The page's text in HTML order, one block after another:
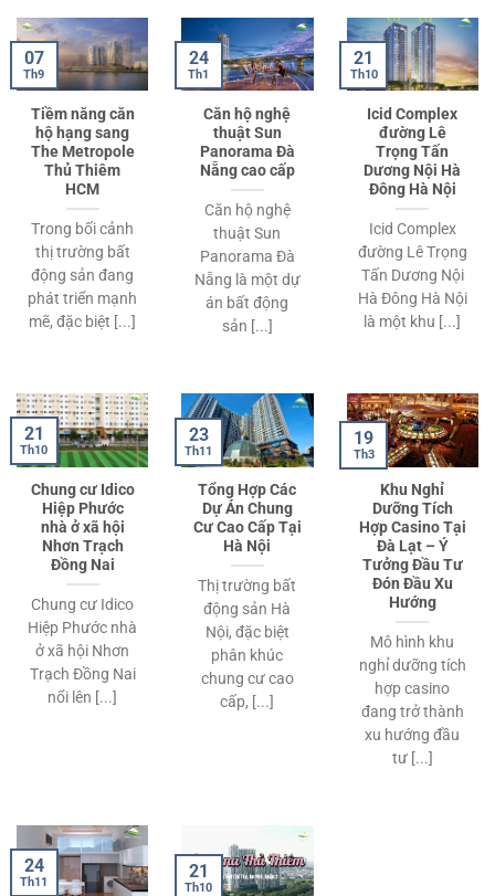
Tiềm năng căn
hộ hạng sang
The Metropole
Thủ Thiêm
HCM
Trong bối cảnh
thị trường bất
động sản đang
phát triển mạnh
mẽ, đặc biệt [...]
07
Th9
Căn hộ nghệ
thuật Sun
Panorama Đà
Nẵng cao cấp
Căn hộ nghệ
thuật Sun
Panorama Đà
Nẵng là một dự
án bất động
sản [...]
24
Th1
Icid Complex
đường Lê
Trọng Tấn
Dương Nội Hà
Đông Hà Nội
Icid Complex
đường Lê Trọng
Tấn Dương Nội
Hà Đông Hà Nội
là một khu [...]
21
Th10
Chung cư Idico
Hiệp Phước
nhà ở xã hội
Nhơn Trạch
Đồng Nai
Chung cư Idico
Hiệp Phước nhà
ở xã hội Nhơn
Trạch Đồng Nai
nổi lên [...]
21
Th10
Tổng Hợp Các
Dự Án Chung
Cư Cao Cấp Tại
Hà Nội
Thị trường bất
động sản Hà
Nội, đặc biệt
phân khúc
chung cư cao
cấp, [...]
23
Th11
Khu Nghỉ
Dưỡng Tích
Hợp Casino Tại
Đà Lạt – Ý
Tưởng Đầu Tư
Đón Đầu Xu
Hướng
Mô hình khu
nghỉ dưỡng tích
hợp casino
đang trở thành
xu hướng đầu
tư [...]
19
Th3
24
Th11
21
Th10